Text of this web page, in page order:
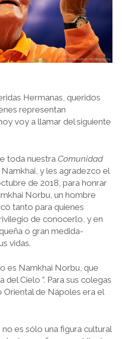
Hermanas, queridos
representan
voy a llamar del siguiente
toda nuestra Comunidad
y les agradezco el
de 2018, para honrar
Norbu, un hombre
tanto para quienes
de conocerlo, y en
o gran medida-
vidas.
es Namkhai Norbu, que
del Cielo ”. Para sus colegas
de Nápoles era el
es sólo una figura cultural